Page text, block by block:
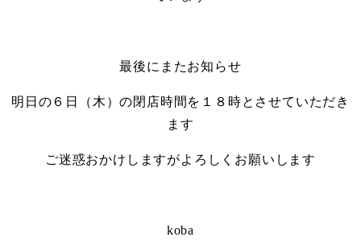
最後にまたお知らせ
明日の６日（木）の閉店時間を１８時とさせていただき
ます
ご迷惑おかけしますがよろしくお願いします
koba